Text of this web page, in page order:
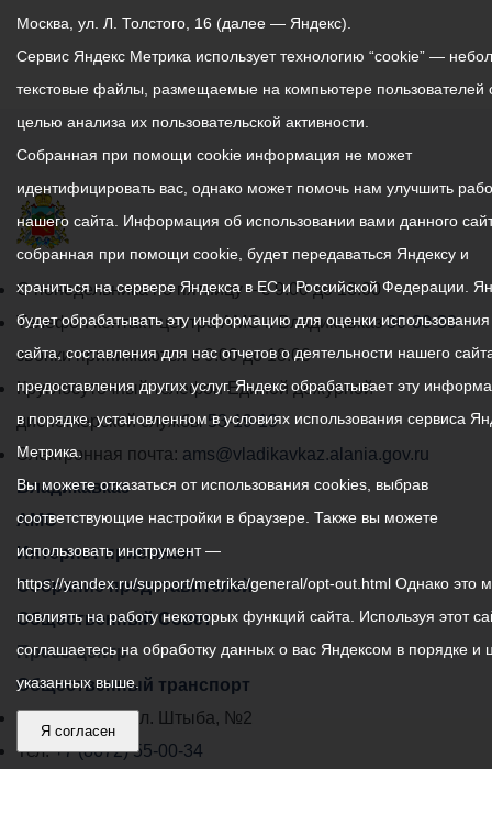
График
работы
администрации
местного
самоуправления
города
Владикавказ:
С понедельника по пятницу – с 9.00 до 18.00
Телефон контакт-центра АМС г. Владикавказ30-30-30
звонки принимаются с 9:00 до 18:00
Круглосуточный телефон Единой дежурной
диспетчерской службы53-19-19
Электронная почта: ams@vladikavkaz.alania.gov.ru
Владикавказ
АМС
Интернет приемная
Собрание представителей
Общественный Совет
Пресс-центр
Общественный транспорт
Владикавказ, пл. Штыба, №2
Тел:+7 (8672) 55-00-34
Москва, ул. Л. Толстого, 16 (далее — Яндекс).
Сервис Яндекс Метрика использует технологию “cookie” —
текстовые файлы, размещаемые на компьютере пользователей
целью анализа их пользовательской активности.
Собранная при помощи cookie информация не может
идентифицировать вас, однако может помочь нам улучшить
нашего сайта. Информация об использовании вами данного
собранная при помощи cookie, будет передаваться Яндексу и
храниться на сервере Яндекса в ЕС и Российской Федерации.
будет обрабатывать эту информацию для оценки
сайта, составления для нас отчетов о деятельности нашего
предоставления других услуг. Яндекс обрабатывает эту
в порядке, установленном в условиях использования сервиса
Метрика.
Вы можете отказаться от использования cookies, выбрав
соответствующие настройки в браузере. Также вы можете
использовать инструмент —
https://yandex.ru/support/metrika/general/opt-out.html Однако это
повлиять на работу некоторых функций сайта. Используя этот
соглашаетесь на обработку данных о вас Яндексом в порядке и
указанных выше.
Я согласен